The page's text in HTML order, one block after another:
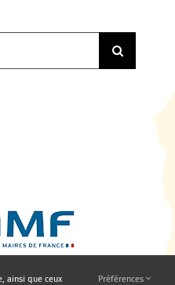
ainsi que ceux Préférences